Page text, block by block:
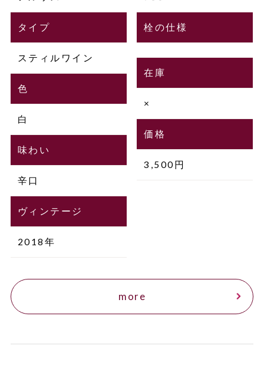
タイプ
スティルワイン
色
白
味わい
辛口
ヴィンテージ
2018年
栓の仕様
在庫
×
価格
3,500円
more